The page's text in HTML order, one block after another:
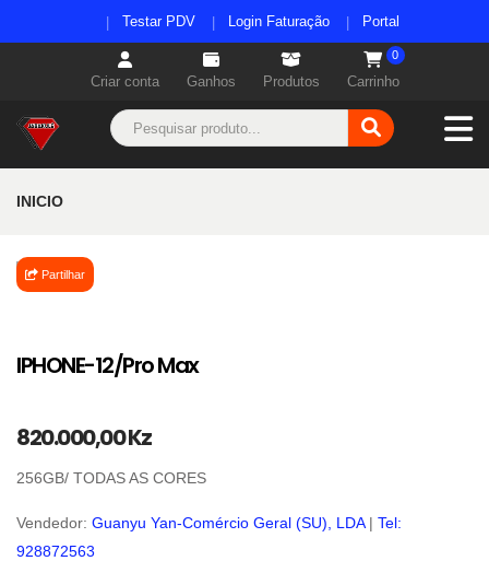
Testar PDV Login Faturação Portal
Criar conta Ganhos Produtos Carrinho
0
INICIO
Partilhar
IPHONE-12/Pro Max
820.000,00 Kz
256GB/ TODAS AS CORES
Vendedor: Guanyu Yan-Comércio Geral (SU), LDA| Tel:
928872563